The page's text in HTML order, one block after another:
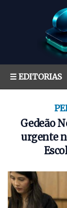
☰ EDITORIAS
Gedeão
urgente